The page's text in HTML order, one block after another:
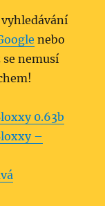
nebo
nemusí
0.63b
–